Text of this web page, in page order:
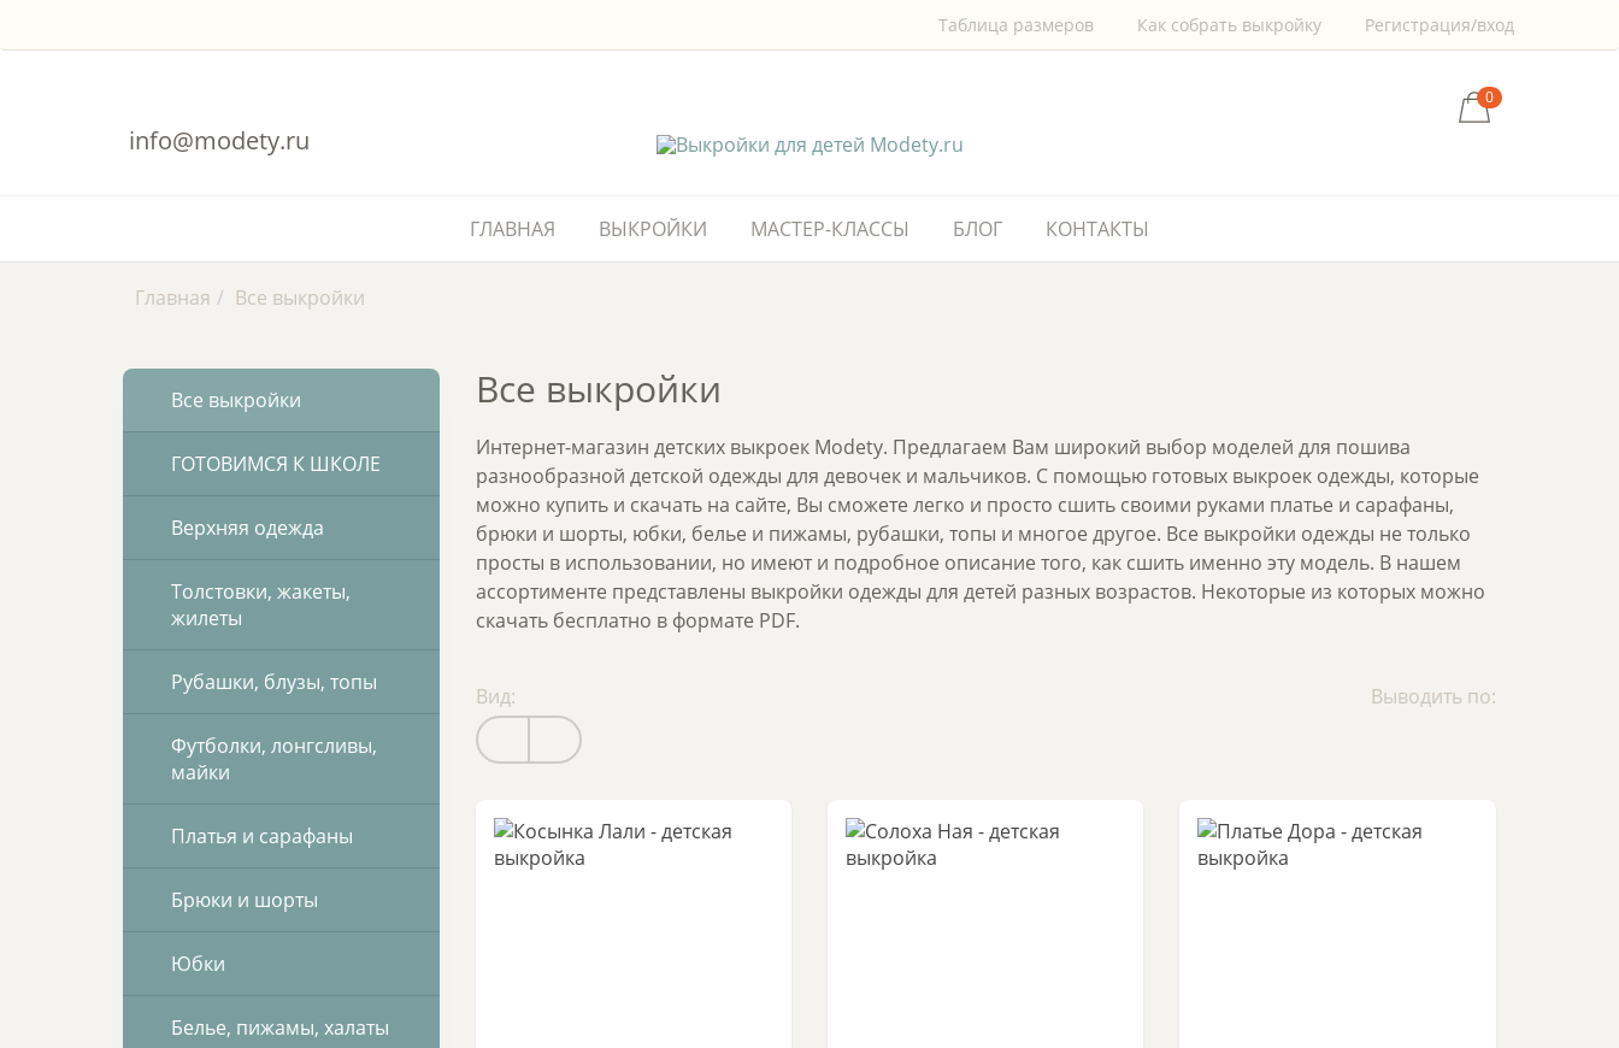
Таблица размеров Как собрать выкройку Регистрация/вход
info@modety.ru
0
ГЛАВНАЯ ВЫКРОЙКИ МАСТЕР-КЛАССЫ БЛОГ КОНТАКТЫ
Главная Все выкройки
Все выкройки
Интернет-магазин детских выкроек Modety. Предлагаем Вам широкий выбор моделей для пошива
разнообразной детской одежды для девочек и мальчиков. С помощью готовых выкроек одежды, которые
можно купить и скачать на сайте, Вы сможете легко и просто сшить своими руками платье и сарафаны,
брюки и шорты, юбки, белье и пижамы, рубашки, топы и многое другое. Все выкройки одежды не только
просты в использовании, но имеют и подробное описание того, как сшить именно эту модель. В нашем
ассортименте представлены выкройки одежды для детей разных возрастов. Некоторые из которых можно
скачать бесплатно в формате PDF.
Вид: Выводить по:
Все выкройки
ГОТОВИМСЯ К ШКОЛЕ
Верхняя одежда
Толстовки, жакеты,
жилеты
Рубашки, блузы, топы
Футболки, лонгсливы,
майки
Платья и сарафаны
Брюки и шорты
Юбки
Белье, пижамы, халаты